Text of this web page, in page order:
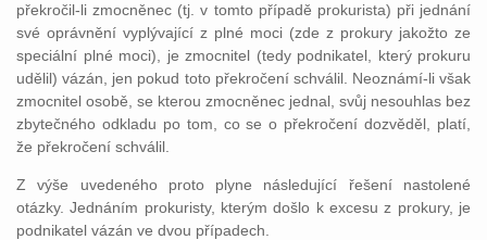
překročil-li zmocněnec (tj. v tomto případě prokurista) při jednání
své oprávnění vyplývající z plné moci (zde z prokury jakožto ze
speciální plné moci), je zmocnitel (tedy podnikatel, který prokuru
udělil) vázán, jen pokud toto překročení schválil. Neoznámí-li však
zmocnitel osobě, se kterou zmocněnec jednal, svůj nesouhlas bez
zbytečného odkladu po tom, co se o překročení dozvěděl, platí,
že překročení schválil.
Z výše uvedeného proto plyne následující řešení nastolené
otázky. Jednáním prokuristy, kterým došlo k excesu z prokury, je
podnikatel vázán ve dvou případech.